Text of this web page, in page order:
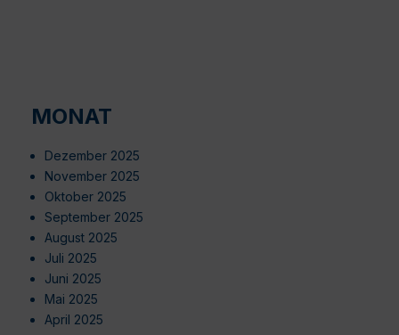
MONAT
Dezember 2025
November 2025
Oktober 2025
September 2025
August 2025
Juli 2025
Juni 2025
Mai 2025
April 2025